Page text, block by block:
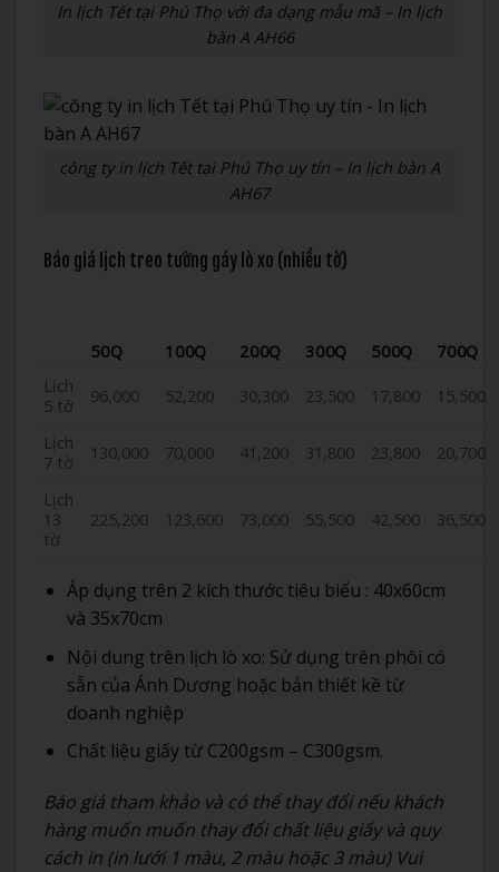
In lịch Tết tại Phú Thọ với đa dạng mẫu mã – In lịch
bàn A AH66
công ty in lịch Tết tại Phú Thọ uy tín – In lịch bàn A
AH67
Báo giá lịch treo tường gáy lò xo (nhiều tờ)
50Q 100Q 200Q 300Q 500Q
700Q
Lịch
5 tờ
96,000 52,200 30,300 23,500 17,800 15,500
Lịch
7 tờ
130,000 70,000 41,200 31,800 23,800 20,700
Lịch
13
tờ
225,200 123,600 73,000 55,500 42,500 36,500
Áp dụng trên 2 kích thước tiêu biểu : 40x60cm
và 35x70cm
Nội dung trên lịch lò xo: Sử dụng trên phôi có
sẵn của Ánh Dương hoặc bản thiết kề từ
doanh nghiệp
Chất liệu giấy từ C200gsm – C300gsm.
Báo giá tham khảo và có thể thay đổi nếu khách
hàng muốn muốn thay đổi chất liệu giấy và quy
cách in (in lưới 1 màu, 2 màu hoặc 3 màu) Vui